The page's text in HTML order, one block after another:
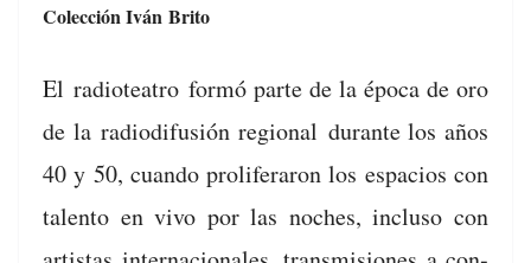
Colec­ción Iván Brito
El radioteatro for­mó parte de la época de oro
de laradiod­i­fusión region­al durante los años
40 y 50, cuan­do pro­lif­er­aron los espa­cios con
tal­en­to en vivo por las noches, inclu­so con